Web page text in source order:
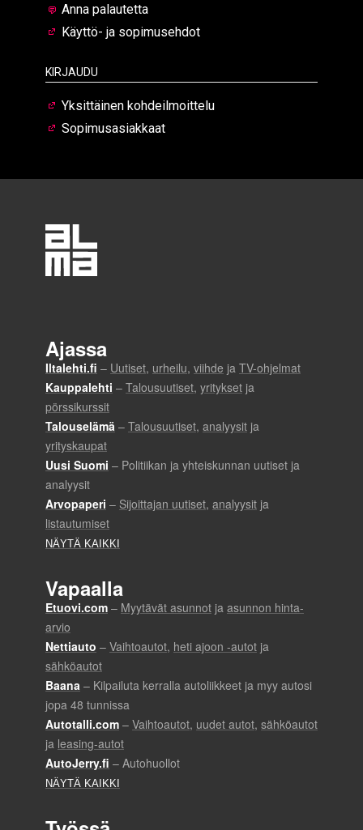
Anna palautetta
Käyttö- ja sopimusehdot
Kirjaudu
Yksittäinen kohdeilmoittelu
Sopimusasiakkaat